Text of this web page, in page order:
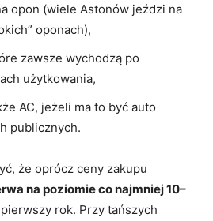
opon (wiele Astonów jeździ na
oponach),
zawsze wychodzą po
użytkowania,
AC, jeżeli ma to być auto
publicznych.
że oprócz ceny zakupu
na poziomie co najmniej 10–
rok. Przy tańszych